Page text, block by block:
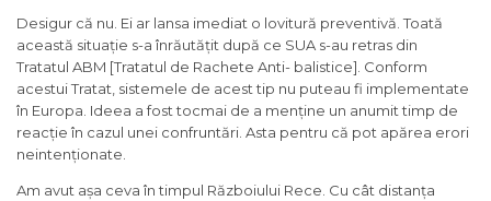
Desigur că nu. Ei ar lansa imediat o lovitură preventivă. Toată
această situație s-a înrăutățit după ce SUA s-au retras din
Tratatul ABM [Tratatul de Rachete Anti- balistice]. Conform
acestui Tratat, sistemele de acest tip nu puteau fi implementate
în Europa. Ideea a fost tocmai de a menține un anumit timp de
reacție în cazul unei confruntări. Asta pentru că pot apărea erori
neintenționate.
Am avut așa ceva în timpul Războiului Rece. Cu cât distanța